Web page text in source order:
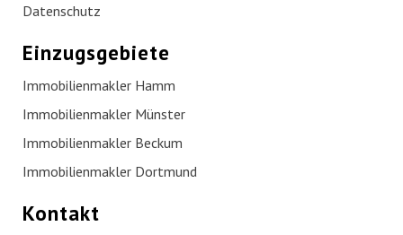
Datenschutz
Einzugsgebiete
Immobilienmakler Hamm
Immobilienmakler Münster
Immobilienmakler Beckum
Immobilienmakler Dortmund
Kontakt